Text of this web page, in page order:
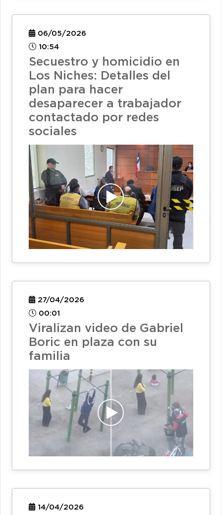
06/05/2026
10:54
Secuestro y homicidio en
Los Niches: Detalles del
plan para hacer
desaparecer a trabajador
contactado por redes
sociales
27/04/2026
00:01
Viralizan video de Gabriel
Boric en plaza con su
familia
14/04/2026